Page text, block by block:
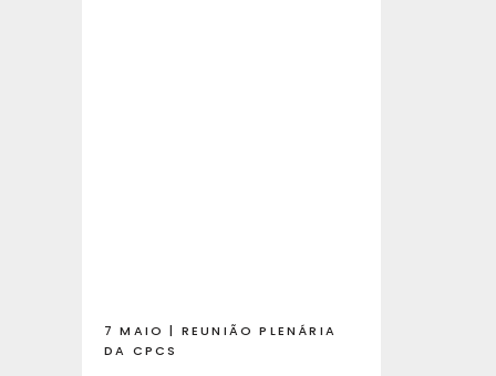
7 MAIO | REUNIÃO PLENÁRIA
DA CPCS